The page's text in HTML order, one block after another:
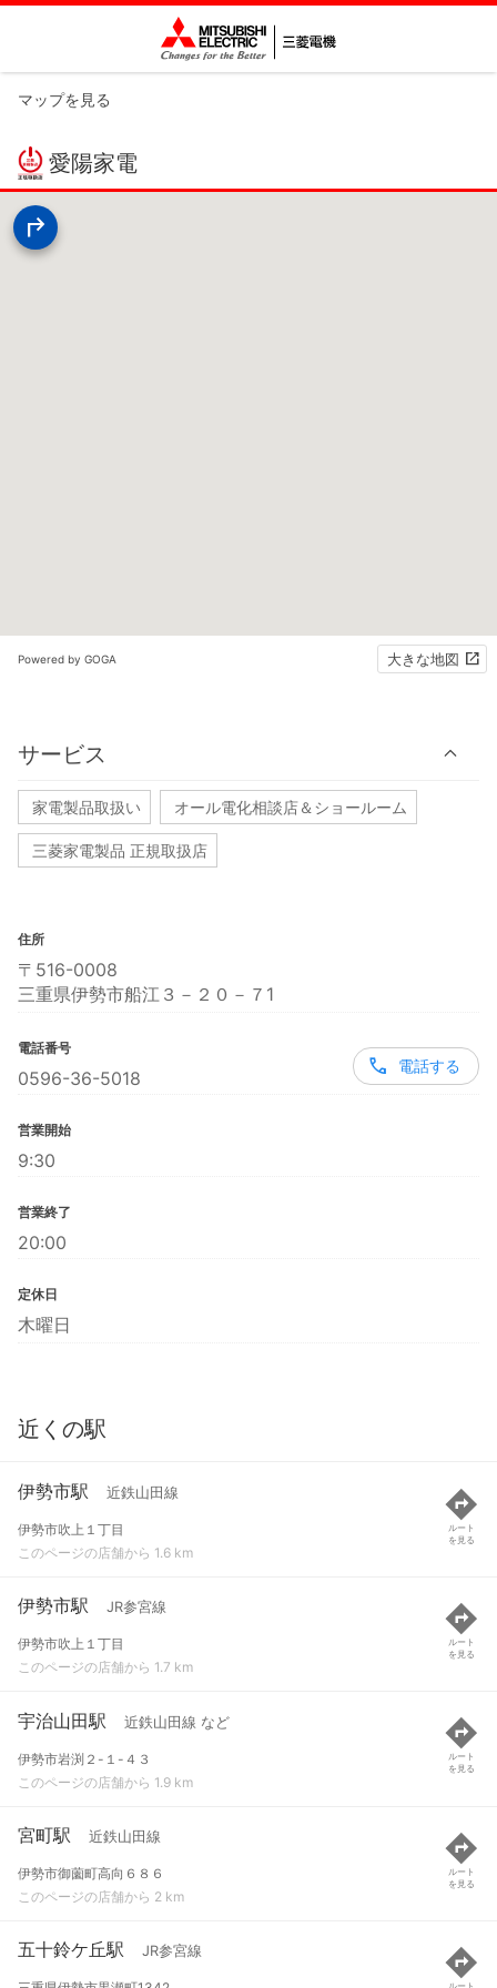
マップを見る
愛陽家電
Powered by GOGA 大きな地図
サービス
家電製品取扱い オール電化相談店＆ショールーム
三菱家電製品 正規取扱店
住所
〒516-0008
三重県伊勢市船江３－２０－７1
電話番号
0596-36-5018
電話する
営業開始
9:30
営業終了
20:00
定休日
木曜日
近くの駅
伊勢市駅 近鉄山田線
伊勢市吹上１丁目
このページの店舗から 1.6 km
ルート
を見る
伊勢市駅 JR参宮線
伊勢市吹上１丁目
このページの店舗から 1.7 km
ルート
を見る
宇治山田駅 近鉄山田線 など
伊勢市岩渕２-１-４３
このページの店舗から 1.9 km
ルート
を見る
宮町駅 近鉄山田線
伊勢市御薗町高向６８６
このページの店舗から 2 km
ルート
を見る
五十鈴ケ丘駅 JR参宮線